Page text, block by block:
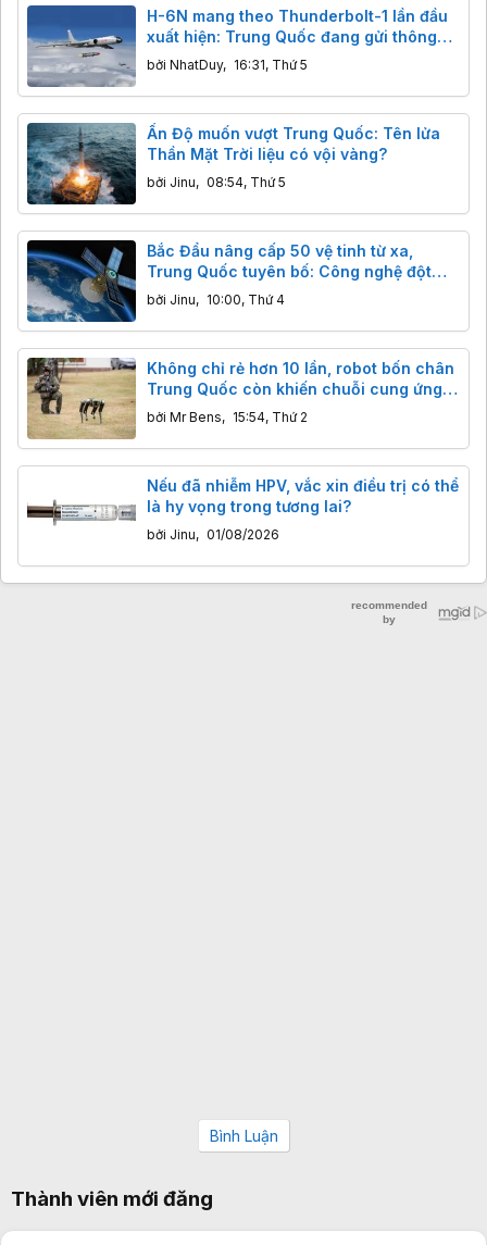
H-6N mang theo Thunderbolt-1 lần đầu
xuất hiện: Trung Quốc đang gửi thông
điệp gì tới các nhóm tàu sân bay?
bởi NhatDuy, 16:31, Thứ 5
Ấn Độ muốn vượt Trung Quốc: Tên lửa
Thần Mặt Trời liệu có vội vàng?
bởi Jinu, 08:54, Thứ 5
Bắc Đẩu nâng cấp 50 vệ tinh từ xa,
Trung Quốc tuyên bố: Công nghệ đột
phá, độ chính xác centimet vượt trội
bởi Jinu, 10:00, Thứ 4
Không chỉ rẻ hơn 10 lần, robot bốn chân
Trung Quốc còn khiến chuỗi cung ứng
phương Tây rơi vào thế khó như thế nào?
bởi Mr Bens, 15:54, Thứ 2
Nếu đã nhiễm HPV, vắc xin điều trị có thể
là hy vọng trong tương lai?
bởi Jinu, 01/08/2026
Bình Luận
Thành viên mới đăng